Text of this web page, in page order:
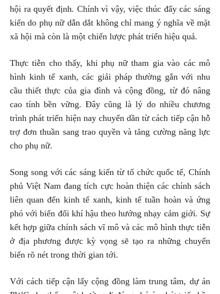
hội ra quyết định. Chính vì vậy, việc thúc đẩy các sáng
kiến do phụ nữ dẫn dắt không chỉ mang ý nghĩa về mặt
xã hội mà còn là một chiến lược phát triển hiệu quả.
Thực tiễn cho thấy, khi phụ nữ tham gia vào các mô
hình kinh tế xanh, các giải pháp thường gắn với nhu
cầu thiết thực của gia đình và cộng đồng, từ đó nâng
cao tính bền vững. Đây cũng là lý do nhiều chương
trình phát triển hiện nay chuyển dần từ cách tiếp cận hỗ
trợ đơn thuần sang trao quyền và tăng cường năng lực
cho phụ nữ.
Song song với các sáng kiến từ tổ chức quốc tế, Chính
phủ Việt Nam đang tích cực hoàn thiện các chính sách
liên quan đến kinh tế xanh, kinh tế tuần hoàn và ứng
phó với biến đổi khí hậu theo hướng nhạy cảm giới. Sự
kết hợp giữa chính sách vĩ mô và các mô hình thực tiễn
ở địa phương được kỳ vọng sẽ tạo ra những chuyển
biến rõ nét trong thời gian tới.
Với cách tiếp cận lấy cộng đồng làm trung tâm, dự án